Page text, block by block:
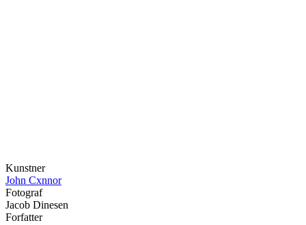
Kunstner
John Cxnnor
Fotograf
Jacob Dinesen
Forfatter